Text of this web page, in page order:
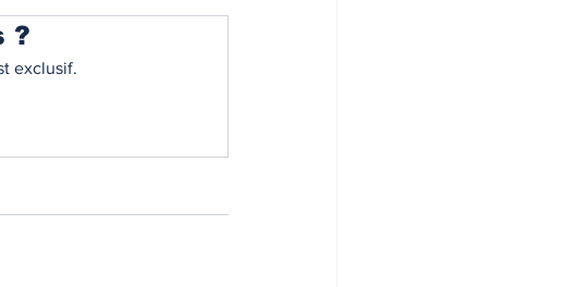
?
exclusif.